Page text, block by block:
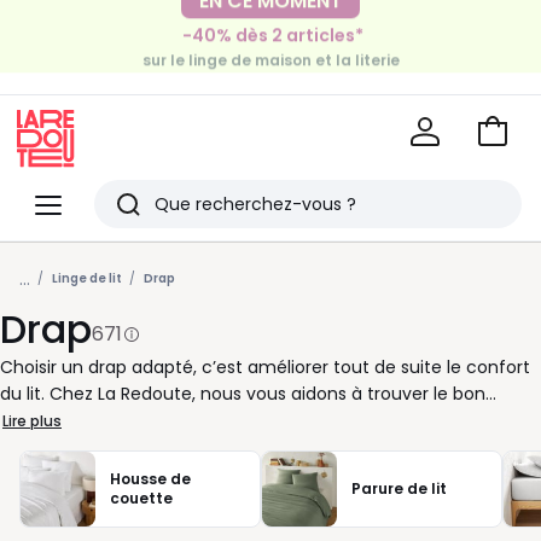
EN CE MOMENT
-30€ tous les 100€*
-40% dès 2 articles*
sur le linge de maison et la literie
Menu
Redoute
Rechercher
Derniers
articles
vus
Voir
... Linge de lit Drap
Drap671
Choisir un drap adapté, c’est améliorer tout de suite le confort
du lit. Chez La Redoute, nous vous aidons à trouver le bon
format pour un tombé net et une tenue agréable nuit après
nuit. Drap plat pour une sensation légère et un lit bien présenté,
ou drap-housse pour un maintien pratique au quotidien : à
vous de choisir selon vos habitudes. Côté matière, le coton
reste une valeur sûre pour sa douceur et sa facilité d’entretien.
Lire plus
Housse de
couette
Parure de lit